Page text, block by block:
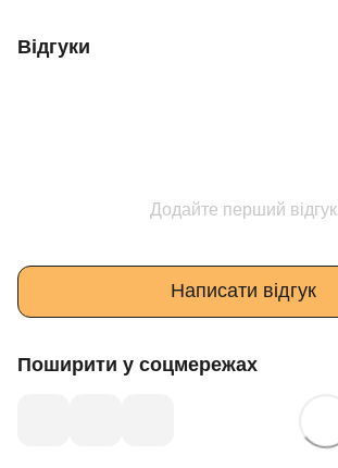
Відгуки
Додайте перший відгук
Написати відгук
Поширити у соцмережах